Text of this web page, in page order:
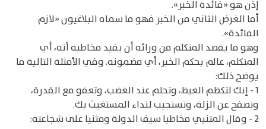
إذن هو «فائدة الخبر».
أما الغرض الثاني من الخبر فهو ما سماه البلاغيون «لازم
الفائدة».
وهو ما يقصد المتكلم من ورائه أن يفيد مخاطبه أنه، أي
المتكلم، عالم بحكم الخبر، أي مضمونه. وفي الأمثلة التالية ما
يوضح ذلك:
1 - إنك لتكظم الغيظ، وتحلم عند الغضب، وتعفو مع القدرة،
وتصفح عن الزلة، وتستجيب لنداء المستغيث بك.
2 - وقال المتنبي مخاطبا سيف الدولة ومثنيا على شجاعته: